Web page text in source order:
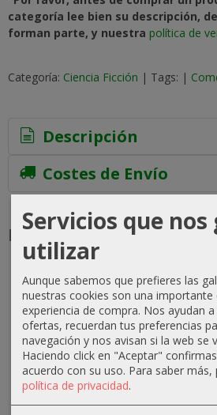
categoría lee bien su descripción,
forman parte, y nuestra política de
Categoría: Ciencia Ficción | Tags: |
Descripción
Costes de Envío
Productos Relacionados
Emphyrio
15,00 €
Agotado
Más allá de
la estrella
más lejana
25,00 €
La
de
Servicios que
utilizar
Aunque sabemos que prefieres las
nuestras cookies son una
experiencia de compra. Nos ayudan
ofertas, recuerdan tus preferencias
navegación y nos avisan si la web se
Haciendo click en "Aceptar"
acuerdo con su uso. Para saber
política de privacidad.